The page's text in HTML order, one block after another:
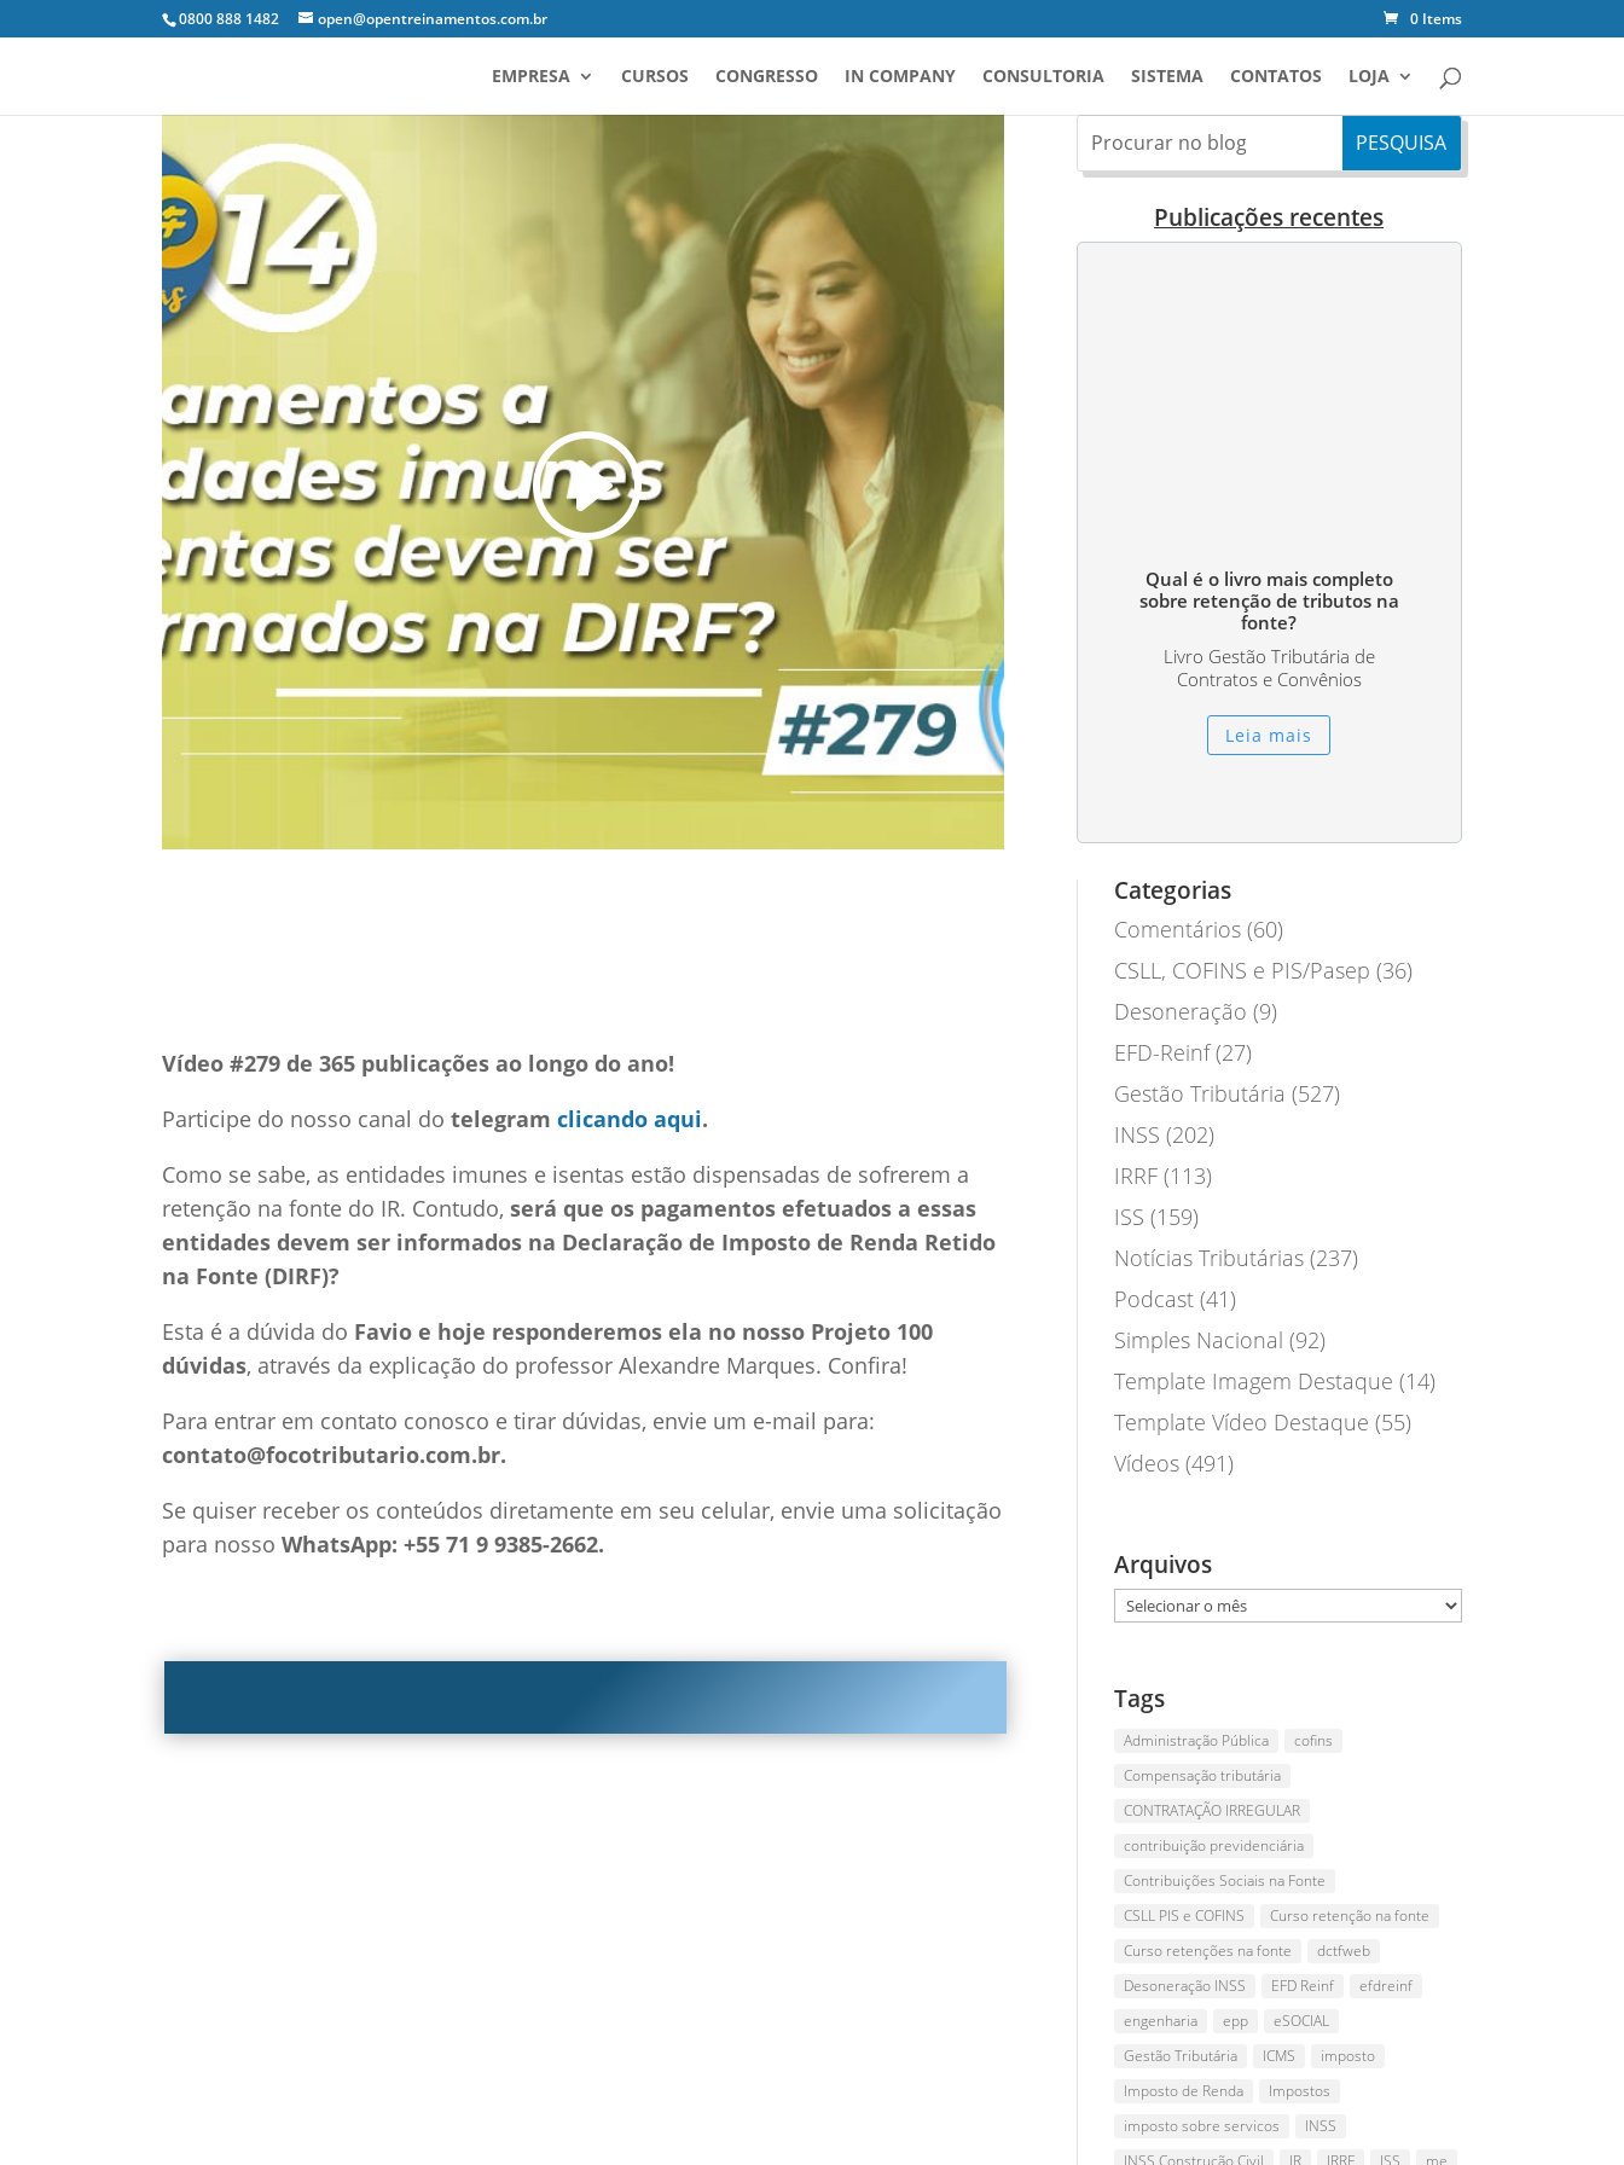
0800 888 1482 open@opentreinamentos.com.br 0 Items
EMPRESA CURSOS CONGRESSO IN COMPANY CONSULTORIA SISTEMA CONTATOS LOJA
Vídeo #279 de 365 publicações ao longo do ano!
Participe do nosso canal dotelegram clicando aqui.
Como se sabe, as entidades imunes e isentas estão dispensadas de sofrerem a
retenção na fonte do IR. Contudo,será que os pagamentos efetuados a essas
entidades devem ser informados na Declaração de Imposto de Renda Retido
na Fonte (DIRF)?
Esta é a dúvida do Favio e hoje responderemos ela no nosso Projeto 100
dúvidas, através da explicação do professor Alexandre Marques. Confira!
Para entrar em contato conosco e tirar dúvidas, envie um e-mail para:
contato@focotributario.com.br.
Se quiser receber os conteúdos diretamente em seu celular, envie uma solicitação
para nossoWhatsApp: +55 71 9 9385-2662.
Publicações recentes
Qual é o livro mais completo
sobre retenção de tributos na
fonte?
Livro Gestão Tributária de
Contratos e Convênios
Leia mais
Categorias
Comentários(60)
CSLL, COFINS e PIS/Pasep (36)
Desoneração (9)
EFD-Reinf(27)
Gestão Tributária (527)
INSS (202)
IRRF(113)
ISS (159)
Notícias Tributárias(237)
Podcast(41)
Simples Nacional (92)
Template Imagem Destaque (14)
Template Vídeo Destaque (55)
Vídeos(491)
Arquivos
Arquivos
Tags
Administração Pública
cofins
Compensação tributária
CONTRATAÇÃO IRREGULAR
contribuição previdenciária
Contribuições Sociais na Fonte
CSLL PIS e COFINS
Curso retenção na fonte
Curso retenções na fonte
dctfweb
Desoneração INSS
EFD Reinf
efdreinf
engenharia
epp
eSOCIAL
Gestão Tributária
ICMS
imposto
Imposto de Renda
Impostos
imposto sobre servicos
INSS
INSS Construção Civil
IR IRRF ISS
me